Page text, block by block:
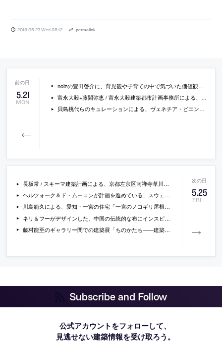
2018.05.23 Wed 08:12 permalink
5.21
MON
noizの豊田啓介に、育児観や子育ての中で気づいた価値観と自身の建築との関係について聞いているインタビュー
富永大毅+藤間弥恵 / 富永大毅建築都市計画事務所による、埼玉・越谷の「垂木の住宅（西川材）」の内覧会が開催
貝島桃代らのキュレーションによる、ヴェネチア・ビエンナーレ国際建築展日本館の展示「建築の民族誌」の出展作家などの概要が公開
5.25
FRI
長坂常 / スキーマ建築計画による、京都左京区南禅寺草川町の「ブルーボトルコーヒー京都カフェ」
ヘルツォーク＆ド・ムーロンが計画を進めている、スウェーデンの高層集合住宅「gasklockan」の画像
川島範久による、愛知・一宮の住宅「一宮のノコギリ屋根」の写真など
ネリ＆フーがデザインした、中国の伝統的な布にインスピレーションを得た、ソファや敷物などのシリーズの写真
藤村龍至のギャラリー間での建築展「ちのかたち――建築的思考のプロトタイプとその応用」の概要が公開
Subscribe and Follow
公式アカウントをフォローして、
見逃せない建築情報を受け取ろう。